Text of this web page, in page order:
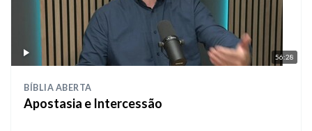
56:28
BÍBLIA ABERTA
Apostasia e Intercessão